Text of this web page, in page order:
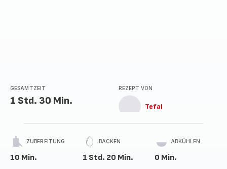
GESAMTZEIT
1 Std. 30 Min.
REZEPT VON
Tefal
ZUBEREITUNG
10 Min.
BACKEN
1 Std. 20 Min.
ABKÜHLEN
0 Min.